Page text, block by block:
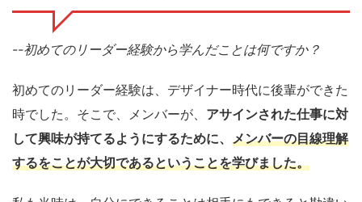
--初めてのリーダー経験から学んだことは何ですか？
初めてのリーダー経験は、デザイナー時代に後輩ができた
時でした。そこで、メンバーが、 アサインされた仕事に対
して興味が持てるようにするために、 メンバーの目線理解
するをことが大切であるということを学びました。